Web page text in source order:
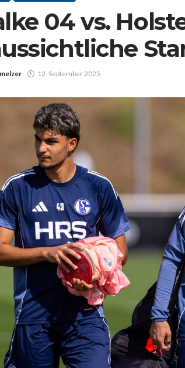
04 vs.
12. September 2025